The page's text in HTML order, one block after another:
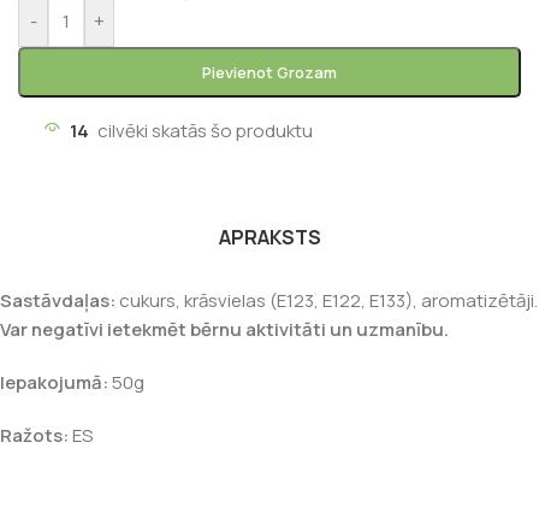
- +
Pievienot Grozam
14 cilvēki skatās šo produktu
APRAKSTS
Sastāvdaļas: cukurs, krāsvielas (E123, E122, E133), aromatizētāji.
Var negatīvi ietekmēt bērnu aktivitāti un uzmanību.
Iepakojumā:50g
Ražots:ES